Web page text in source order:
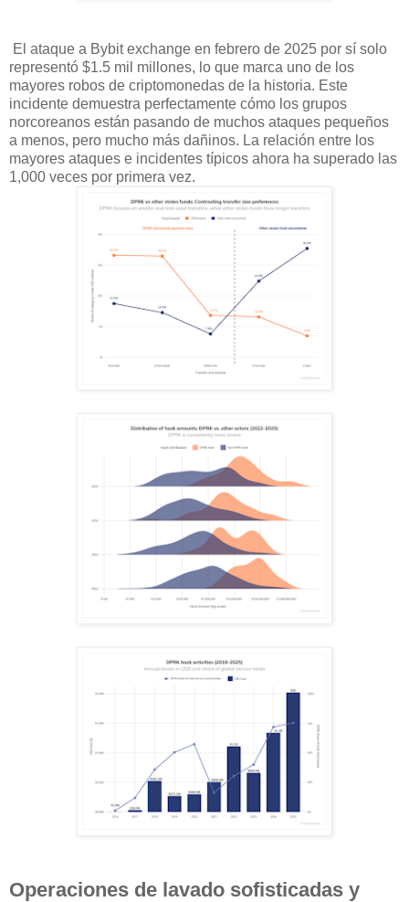
El ataque a Bybit exchange en febrero de 2025 por sí solo
representó $1.5 mil millones, lo que marca uno de los
mayores robos de criptomonedas de la historia. Este
incidente demuestra perfectamente cómo los grupos
norcoreanos están pasando de muchos ataques pequeños
a menos, pero mucho más dañinos. La relación entre los
mayores ataques e incidentes típicos ahora ha superado las
1,000 veces por primera vez.
Operaciones de lavado sofisticadas y